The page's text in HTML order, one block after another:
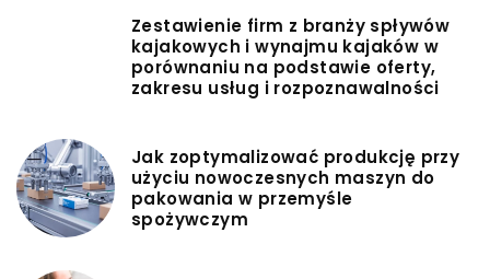
Zestawienie firm z branży spływów
kajakowych i wynajmu kajaków w
porównaniu na podstawie oferty,
zakresu usług i rozpoznawalności
Jak zoptymalizować produkcję przy
użyciu nowoczesnych maszyn do
pakowania w przemyśle
spożywczym